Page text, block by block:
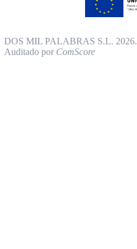
DOS MIL PALABRAS S.L. 2026.
Auditado por ComScore